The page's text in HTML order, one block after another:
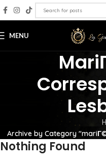
MENU
Archive by Category
Nothing Found